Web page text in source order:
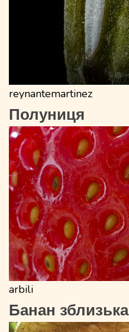
reynantemartinez
Полуниця
arbili
Банан зблизька